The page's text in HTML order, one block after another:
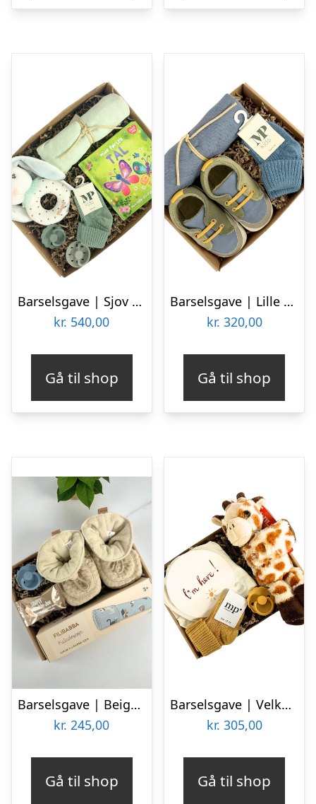
Barselsgave | Sjov og udvikling for den lille ny
kr. 540,00
Gå til shop
Barselsgave | Lille sød gave til babyboy
kr. 320,00
Gå til shop
Barselsgave | Beige og blå gave til baby
kr. 245,00
Gå til shop
Barselsgave | Velkommen til verden | Gylden
kr. 305,00
Gå til shop